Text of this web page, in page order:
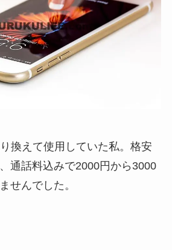
換えて使用していた私。格安
通話料込みで2000円から3000
せんでした。